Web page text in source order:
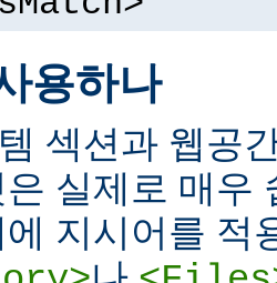
용하나
섹션과 웹공
실제로 매우
지시어를 적